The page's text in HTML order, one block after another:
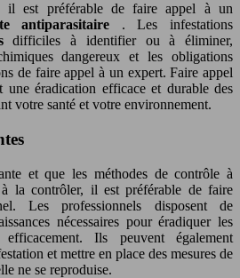
il est préférable de faire appel à un
antiparasitaire . Les infestations
difficiles à identifier ou à éliminer,
dangereux et les obligations
de faire appel à un expert. Faire appel
une éradication efficace et durable des
votre santé et votre environnement.
et que les méthodes de contrôle à
la contrôler, il est préférable de faire
Les professionnels disposent de
nécessaires pour éradiquer les
Ils peuvent également
et mettre en place des mesures de
ne se reproduise.